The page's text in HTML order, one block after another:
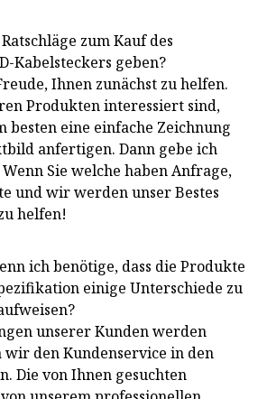
zum Kauf des
Kabelsteckers geben?
Ihnen zunächst zu helfen.
Produkten interessiert sind,
besten eine einfache Zeichnung
anfertigen. Dann gebe ich
Sie welche haben Anfrage,
und wir werden unser Bestes
helfen!
ich benötige, dass die Produkte
einige Unterschiede zu
unserer Kunden werden
den Kundenservice in den
Die von Ihnen gesuchten